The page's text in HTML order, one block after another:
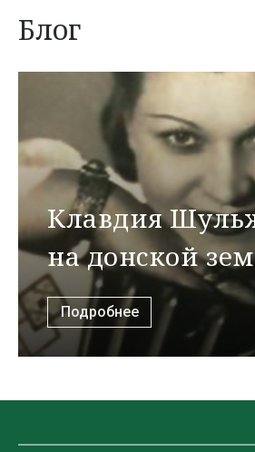
Блог
Клавдия
на донской
Подробнее